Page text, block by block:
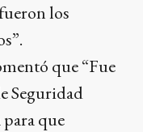
los
que “Fue
Seguridad
que